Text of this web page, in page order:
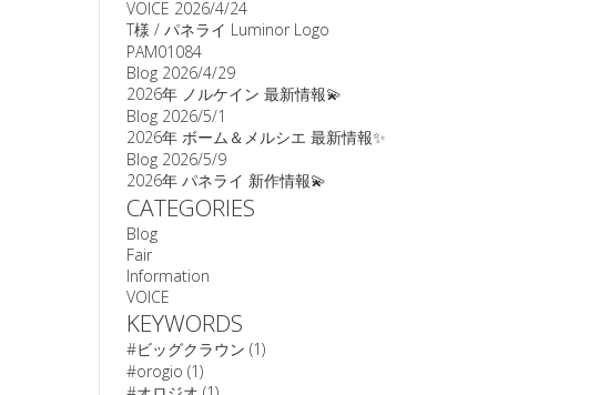
VOICE 2026/4/24
T様 / パネライ Luminor Logo
PAM01084
Blog 2026/4/29
2026年 ノルケイン 最新情報💫
Blog 2026/5/1
2026年 ボーム＆メルシエ 最新情報✨
Blog 2026/5/9
2026年 パネライ 新作情報💫
CATEGORIES
Blog
Fair
Information
VOICE
KEYWORDS
#ビッグクラウン (1)
#orogio (1)